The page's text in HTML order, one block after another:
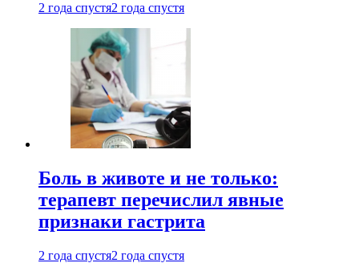
2 года спустя2 года спустя
Боль в животе и не только:
терапевт перечислил явные
признаки гастрита
2 года спустя2 года спустя